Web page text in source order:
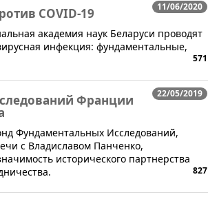
11/06/2020
COVID-19
академия наук Беларуси проводят
инфекция: фундаментальные,
571
22/05/2019
Франции
Фундаментальных Исследований,
с Владиславом Панченко,
исторического партнерства
827